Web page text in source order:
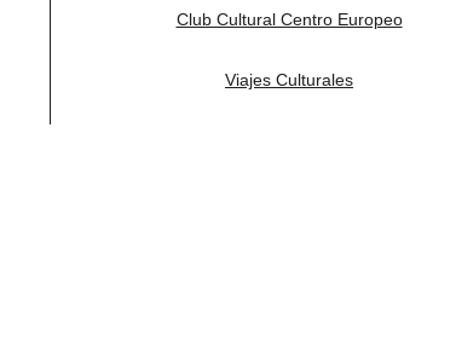
Club Cultural Centro Europeo
Viajes Culturales